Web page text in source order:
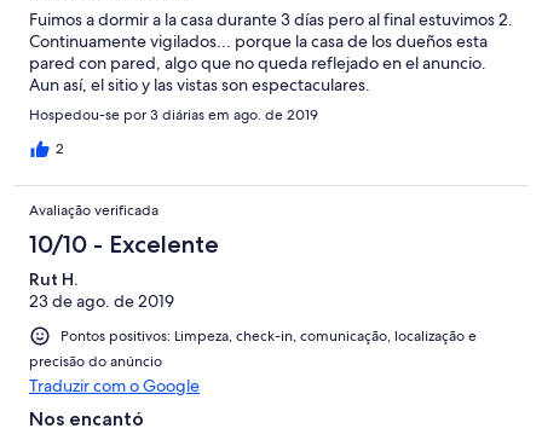
Fuimos a dormir a la casa durante 3 días pero al final estuvimos 2.
Continuamente vigilados... porque la casa de los dueños esta
pared con pared, algo que no queda reflejado en el anuncio.
Aun así, el sitio y las vistas son espectaculares.
Hospedou-se por 3 diárias em ago. de 2019
2
Avaliação verificada
10/10 - Excelente
Rut H.
23 de ago. de 2019
Pontos positivos: Limpeza, check-in, comunicação, localização e
precisão do anúncio
Traduzir com o Google
Nos encantó